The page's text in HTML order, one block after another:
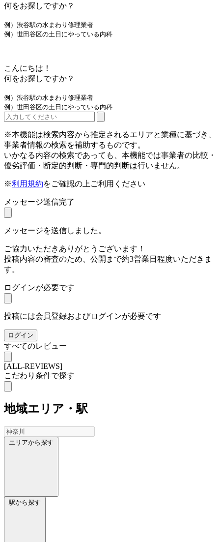
何をお探しですか？
例）渋谷駅の水まわり修理業者
例）世田谷区の土日にやっている内科
こんにちは！
何をお探しですか？
例）渋谷駅の水まわり修理業者
例）世田谷区の土日にやっている内科
※本機能は検索内容から推定されるエリアと業種に基づき、
事業者情報の検索を補助するものです。
いかなる内容の検索であっても、本機能では事業者の比較・
優劣評価・断定的判断・専門的判断は行いません。
※利用規約をご確認の上ご利用ください
メッセージ送信完了
メッセージを送信しました。
ご協力いただきありがとうございます！
投稿内容の審査のため、公開まで約3営業日程度いただきま
す。
ログインが必要です
投稿には会員登録およびログインが必要です
ログイン
すべてのレビュー
[ALL-REVIEWS]
こだわり条件で探す
地域エリア・駅
エリアから探す
駅から探す